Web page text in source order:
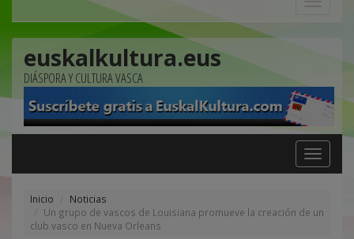
euskalkultura.eus
DIÁSPORA Y CULTURA VASCA
Toggle
navigation
Inicio
Noticias
Un grupo de vascos de Louisiana promueve la creación de un
club vasco en Nueva Orleans